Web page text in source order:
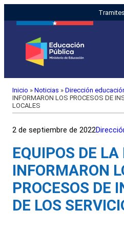
Inicio » Noticias » Dirección
INFORMARON LOS PROCESOS DE
LOCALES
2 de septiembre de 2022
EQUIPOS DE LA
INFORMARON
PROCESOS DE
DE LOS